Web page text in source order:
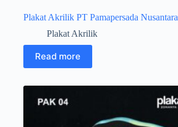
Plakat Akrilik PT Pamapersada Nusantara
Plakat Akrilik
Read more